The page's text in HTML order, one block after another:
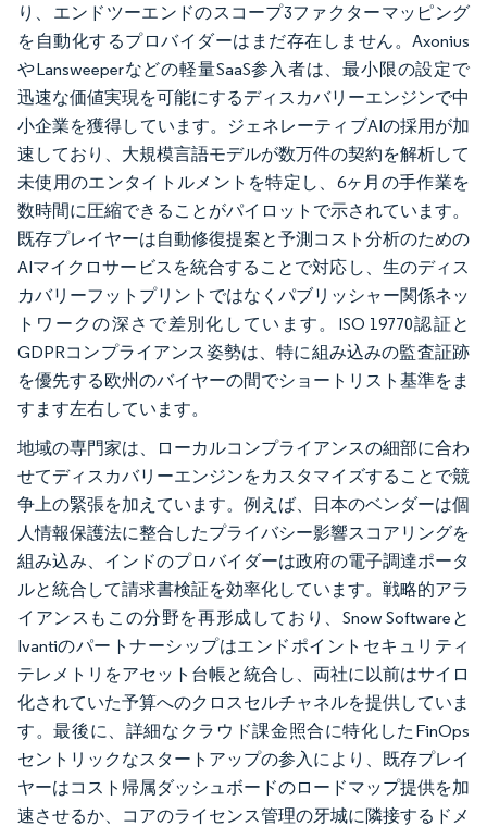
り、エンドツーエンドのスコープ3ファクターマッピング
を自動化するプロバイダーはまだ存在しません。Axonius
やLansweeperなどの軽量SaaS参入者は、最小限の設定で
迅速な価値実現を可能にするディスカバリーエンジンで中
小企業を獲得しています。ジェネレーティブAIの採用が加
速しており、大規模言語モデルが数万件の契約を解析して
未使用のエンタイトルメントを特定し、6ヶ月の手作業を
数時間に圧縮できることがパイロットで示されています。
既存プレイヤーは自動修復提案と予測コスト分析のための
AIマイクロサービスを統合することで対応し、生のディス
カバリーフットプリントではなくパブリッシャー関係ネッ
トワークの深さで差別化しています。ISO 19770認証と
GDPRコンプライアンス姿勢は、特に組み込みの監査証跡
を優先する欧州のバイヤーの間でショートリスト基準をま
すます左右しています。
地域の専門家は、ローカルコンプライアンスの細部に合わ
せてディスカバリーエンジンをカスタマイズすることで競
争上の緊張を加えています。例えば、日本のベンダーは個
人情報保護法に整合したプライバシー影響スコアリングを
組み込み、インドのプロバイダーは政府の電子調達ポータ
ルと統合して請求書検証を効率化しています。戦略的アラ
イアンスもこの分野を再形成しており、Snow Softwareと
Ivantiのパートナーシップはエンドポイントセキュリティ
テレメトリをアセット台帳と統合し、両社に以前はサイロ
化されていた予算へのクロスセルチャネルを提供していま
す。最後に、詳細なクラウド課金照合に特化したFinOps
セントリックなスタートアップの参入により、既存プレイ
ヤーはコスト帰属ダッシュボードのロードマップ提供を加
速させるか、コアのライセンス管理の牙城に隣接するドメ